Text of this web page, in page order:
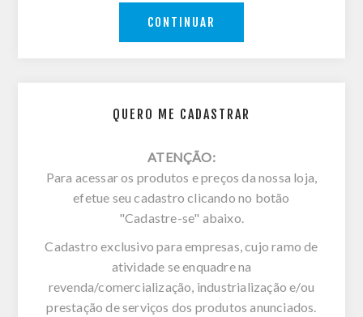
QUERO ME CADASTRAR
ATENÇÃO:
Para acessar os produtos e preços da nossa loja,
efetue seu cadastro clicando no botão
"Cadastre-se" abaixo.
Cadastro exclusivo para empresas, cujo ramo de
atividade se enquadre na
revenda/comercialização, industrialização e/ou
prestação de serviços dos produtos anunciados.
CONTINUAR